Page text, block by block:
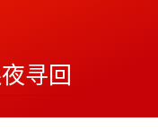
寻回